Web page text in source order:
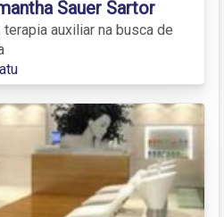
Sauer Sartor
auxiliar na busca de